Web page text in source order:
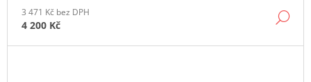
3 471 Kč bez DPH
4 200 Kč